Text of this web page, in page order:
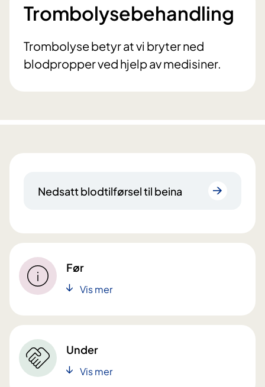
Trombolysebehandling
Trombolyse betyr at vi bryter ned
blodpropper ved hjelp av medisiner.
Nedsatt blodtilførsel til beina
Før
Vis mer
Under
Vis mer